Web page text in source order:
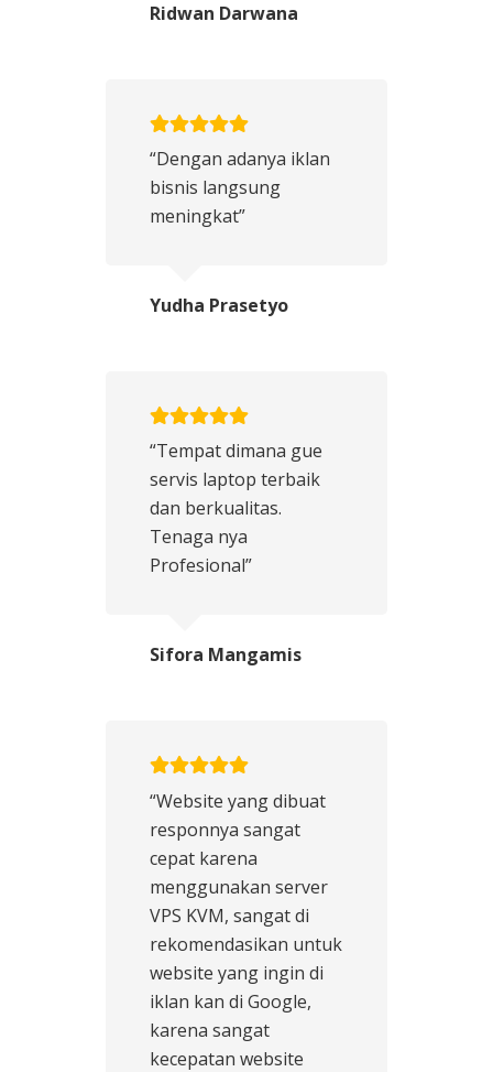
Ridwan Darwana
“Dengan adanya iklan
bisnis langsung
meningkat”
Yudha Prasetyo
“Tempat dimana gue
servis laptop terbaik
dan berkualitas.
Tenaga nya
Profesional”
Sifora Mangamis
“Website yang dibuat
responnya sangat
cepat karena
menggunakan server
VPS KVM, sangat di
rekomendasikan untuk
website yang ingin di
iklan kan di Google,
karena sangat
kecepatan website